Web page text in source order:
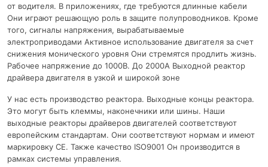
от водителя. В приложениях, где требуются длинные кабели
Они играют решающую роль в защите полупроводников. Кроме
того, сигналы напряжения, вырабатываемые
электроприводами Активное использование двигателя за счет
снижения монического уровня Они стремятся продлить жизнь.
Рабочее напряжение до 1000В. До 2000А Выходной реактор
драйвера двигателя в узкой и широкой зоне
У нас есть производство реактора. Выходные концы реактора.
Это могут быть клеммы, наконечники или шины. Наши
выходные реакторы драйверов двигателей соответствуют
европейским стандартам. Они соответствуют нормам и имеют
маркировку CE. Также качество ISO9001 Он производится в
рамках системы управления.